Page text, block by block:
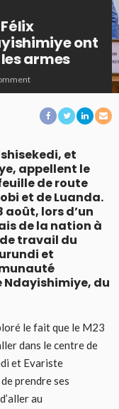
ont
armes
et
appellent le
de route
et de Luanda.
août, lors d’un
de la nation à
travail du
et
Ndayishimiye, du
le fait que le M23
dans le centre de
et Evariste
prendre ses
au